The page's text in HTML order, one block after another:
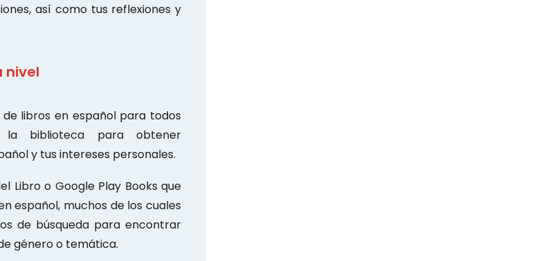
así como tus reflexiones y
nivel
libros en español para todos
biblioteca para obtener
y tus intereses personales.
Libro o Google Play Books que
español, muchos de los cuales
de búsqueda para encontrar
género o temática.